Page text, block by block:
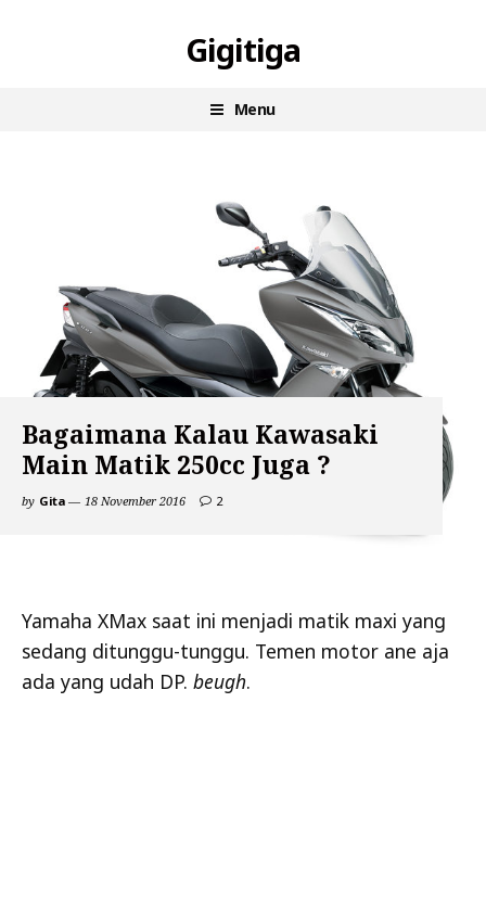
Gigitiga
Menu
Bagaimana Kalau Kawasaki
Main Matik 250cc Juga ?
by Gita 18 November 2016 2comments
250cc
Juga
?
Yamaha XMax saat ini menjadi matik maxi yang
sedang ditunggu-tunggu. Temen motor ane aja
ada yang udah DP. beugh.